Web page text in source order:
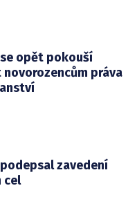
opět pokouší
práva
zavedení
cel